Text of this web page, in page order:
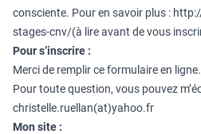
consciente. Pour en savoir plus :
stages-cnv/(à lire avant de vous
Pour s’inscrire :
Merci de remplir ce formulaire en ligne.
Pour toute question, vous pouvez
christelle.ruellan(at)yahoo.fr
Mon site :